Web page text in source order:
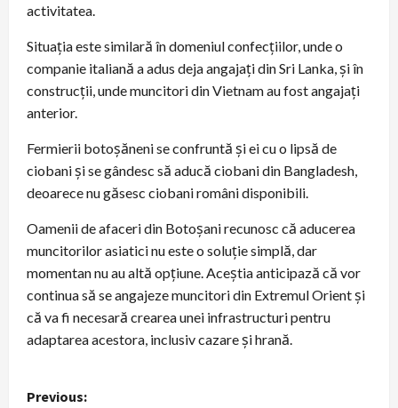
activitatea.
Situația este similară în domeniul confecțiilor, unde o
companie italiană a adus deja angajați din Sri Lanka, și în
construcții, unde muncitori din Vietnam au fost angajați
anterior.
Fermierii botoșăneni se confruntă și ei cu o lipsă de
ciobani și se gândesc să aducă ciobani din Bangladesh,
deoarece nu găsesc ciobani români disponibili.
Oamenii de afaceri din Botoșani recunosc că aducerea
muncitorilor asiatici nu este o soluție simplă, dar
momentan nu au altă opțiune. Aceștia anticipază că vor
continua să se angajeze muncitori din Extremul Orient și
că va fi necesară crearea unei infrastructuri pentru
adaptarea acestora, inclusiv cazare și hrană.
P
Previous: